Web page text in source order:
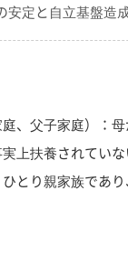
安定と自立基盤造
、父子家庭）：
上扶養されてい
とり親家族であ